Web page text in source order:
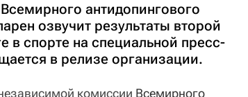
антидопингового
озвучит результаты второй
в спорте на специальной пресс-
в релизе организации.
комиссии Всемирного